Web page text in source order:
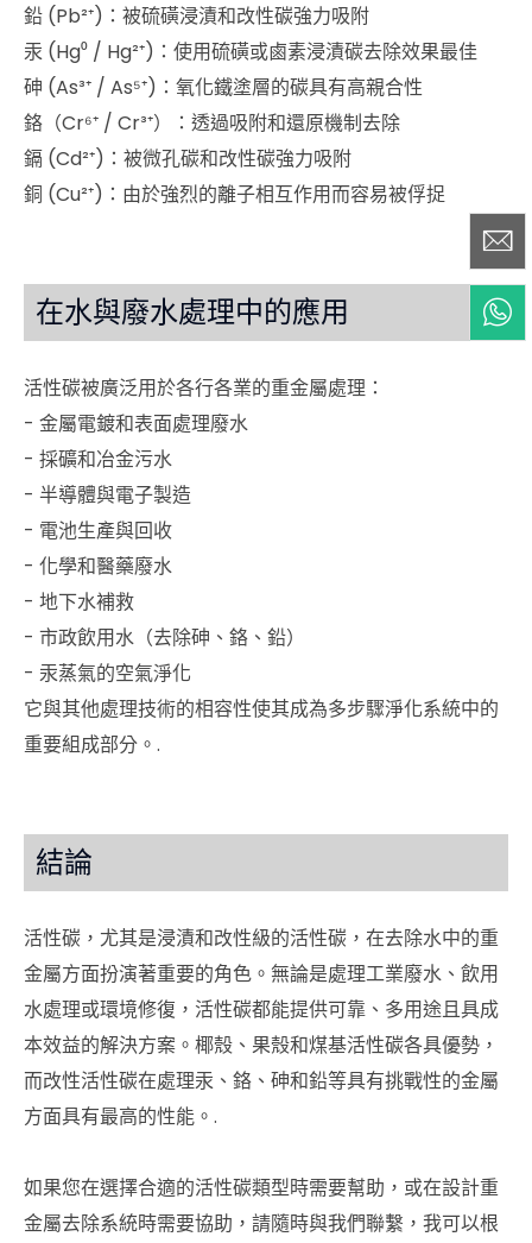
鉛 (Pb²⁺)：被硫磺浸漬和改性碳強力吸附
汞 (Hg⁰ / Hg²⁺)：使用硫磺或鹵素浸漬碳去除效果最佳
砷 (As³⁺ / As⁵⁺)：氧化鐵塗層的碳具有高親合性
鉻（Cr⁶⁺ / Cr³⁺）：透過吸附和還原機制去除
鎘 (Cd²⁺)：被微孔碳和改性碳強力吸附
銅 (Cu²⁺)：由於強烈的離子相互作用而容易被俘捉
在水與廢水處理中的應用
活性碳被廣泛用於各行各業的重金屬處理：
- 金屬電鍍和表面處理廢水
- 採礦和冶金污水
- 半導體與電子製造
- 電池生產與回收
- 化學和醫藥廢水
- 地下水補救
- 市政飲用水（去除砷、鉻、鉛）
- 汞蒸氣的空氣淨化
它與其他處理技術的相容性使其成為多步驟淨化系統中的
重要組成部分。.
結論
活性碳，尤其是浸漬和改性級的活性碳，在去除水中的重
金屬方面扮演著重要的角色。無論是處理工業廢水、飲用
水處理或環境修復，活性碳都能提供可靠、多用途且具成
本效益的解決方案。椰殼、果殼和煤基活性碳各具優勢，
而改性活性碳在處理汞、鉻、砷和鉛等具有挑戰性的金屬
方面具有最高的性能。.
如果您在選擇合適的活性碳類型時需要幫助，或在設計重
金屬去除系統時需要協助，請隨時與我們聯繫，我可以根